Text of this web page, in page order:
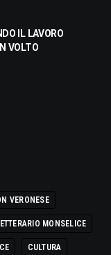
IL LAVORO
VOLTO
VERONESE
MONSELICE
CULTURA